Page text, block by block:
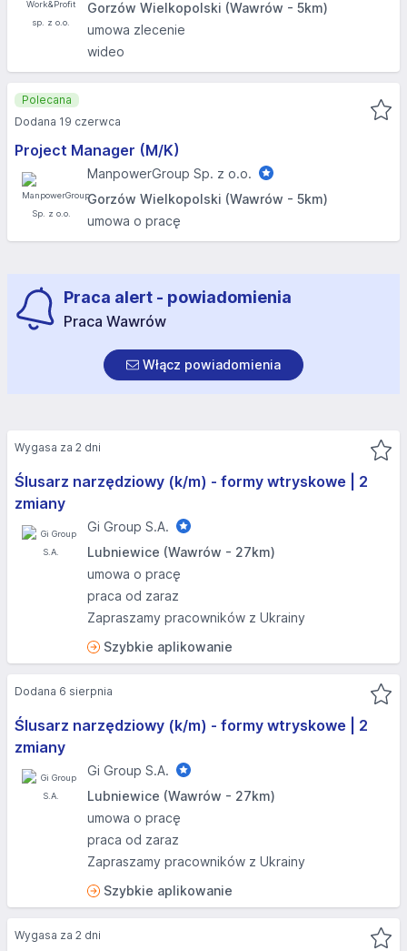
Gorzów Wielkopolski (Wawrów - 5km)
umowa zlecenie
wideo
Project Manager (M/K)
ManpowerGroup Sp. z o.o.
Gorzów Wielkopolski (Wawrów - 5km)
umowa o pracę
Polecana
Dodana 19 czerwca
Praca alert - powiadomienia
Praca Wawrów
Włącz powiadomienia
Ślusarz narzędziowy (k/m) - formy wtryskowe | 2
zmiany
Gi Group S.A.
Lubniewice (Wawrów - 27km)
umowa o pracę
praca od zaraz
Zapraszamy pracowników z Ukrainy
Szybkie aplikowanie
Wygasa za 2 dni
Ślusarz narzędziowy (k/m) - formy wtryskowe | 2
zmiany
Gi Group S.A.
Lubniewice (Wawrów - 27km)
umowa o pracę
praca od zaraz
Zapraszamy pracowników z Ukrainy
Szybkie aplikowanie
Dodana 6 sierpnia
Wygasa za 2 dni